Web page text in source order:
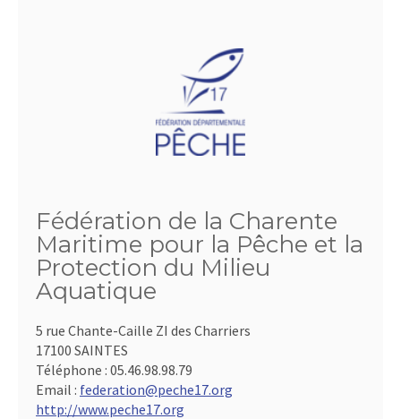
Fédération de la Charente
Maritime pour la Pêche et la
Protection du Milieu
Aquatique
5 rue Chante-Caille ZI des Charriers
17100 SAINTES
Téléphone : 05.46.98.98.79
Email : federation@peche17.org
http://www.peche17.org